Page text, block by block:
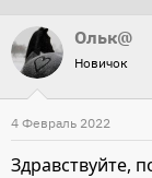
т
о
р
т
е
а
ч
а
Ольк@
Новичок
4 Февраль 2022
Здравствуйте,